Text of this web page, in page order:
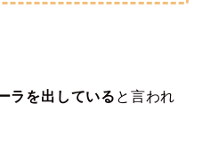
ラを出している と言われ